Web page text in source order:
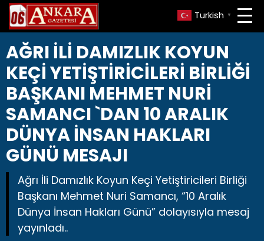
Turkish ▼
AĞRI İLİ DAMIZLIK KOYUN
KEÇİ YETİŞTİRİCİLERİ BİRLİĞİ
BAŞKANI MEHMET NURİ
SAMANCI `DAN 10 ARALIK
DÜNYA İNSAN HAKLARI
GÜNÜ MESAJI
Ağrı İli Damızlık Koyun Keçi Yetiştiricileri Birliği
Başkanı Mehmet Nuri Samancı, “10 Aralık
Dünya İnsan Hakları Günü” dolayısıyla mesaj
yayınladı..